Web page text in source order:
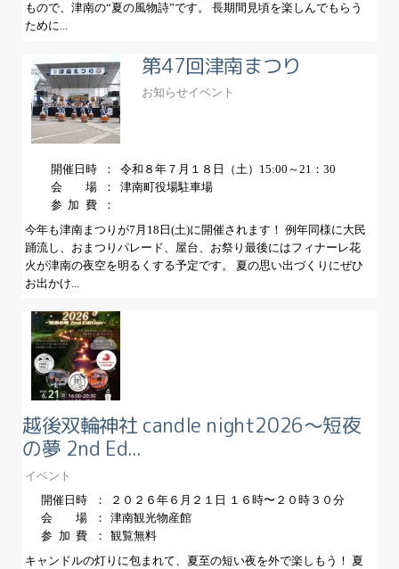
もので、津南の“夏の風物詩”です。 長期間見頃を楽しんでもらう
ために...
第47回津南まつり
お知らせイベント
開催日時
令和８年７月１８日（土）15:00～21：30
会場 津南町役場駐車場
参加費
今年も津南まつりが7月18日(土)に開催されます！ 例年同様に大民
踊流し、おまつりパレード、屋台、お祭り最後にはフィナーレ花
火が津南の夜空を明るくする予定です。 夏の思い出づくりにぜひ
お出かけ...
越後双輪神社 candle night2026〜短夜
の夢 2nd Ed...
イベント
開催日時
２０２６年６月２１日 １６時〜２０時３０分
会場 津南観光物産館
参加費
観覧無料
キャンドルの灯りに包まれて、夏至の短い夜を外で楽しもう！ 夏